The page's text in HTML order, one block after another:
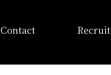
Contact
Recruit